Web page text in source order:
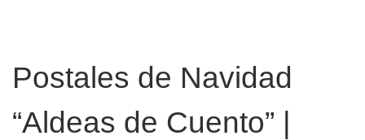
Postales de Navidad
“Aldeas de Cuento” |